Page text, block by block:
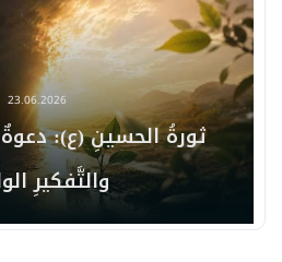
23.06.2026
ثورةُ الحسينِ (ع):
والتَّفكيرِ